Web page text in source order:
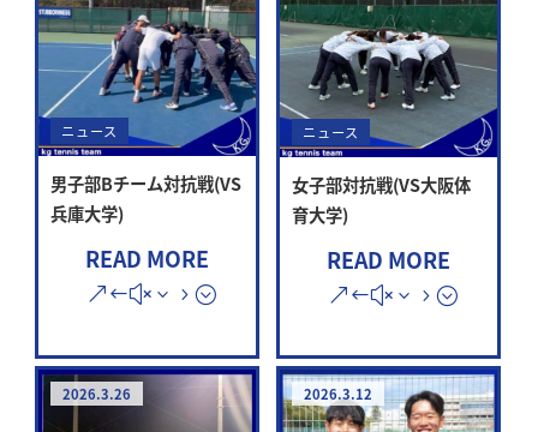
ニュース
男子部Bチーム対抗戦(VS
兵庫大学)
READ MORE
ニュース
女子部対抗戦(VS大阪体
育大学)
READ MORE
2026.3.26 2026.3.12